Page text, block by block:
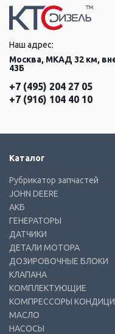
Наш адрес:
Москва, МКАД 32 км,
43Б
+7 (495) 204 27 05
+7 (916) 104 40 10
Каталог
Рубрикатор запчастей
JOHN DEERE
АКБ
ГЕНЕРАТОРЫ
ДАТЧИКИ
ДЕТАЛИ МОТОРА
ДОЗИРОВОЧНЫЕ БЛОКИ
КЛАПАНА
КОМПЛЕКТУЮЩИЕ
КОМПРЕССОРЫ
МАСЛО
НАСОСЫ